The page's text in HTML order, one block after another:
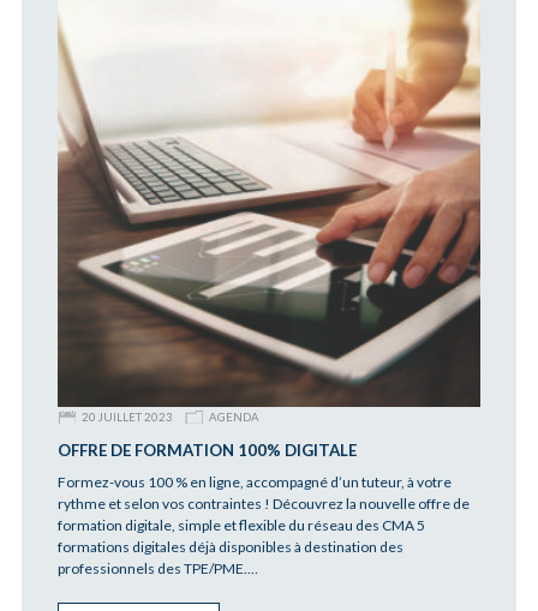
20 JUILLET 2023 AGENDA
OFFRE DE FORMATION 100% DIGITALE
Formez-vous 100 % en ligne, accompagné d’un tuteur, à votre
rythme et selon vos contraintes ! Découvrez la nouvelle offre de
formation digitale, simple et flexible du réseau des CMA 5
formations digitales déjà disponibles à destination des
professionnels des TPE/PME.…